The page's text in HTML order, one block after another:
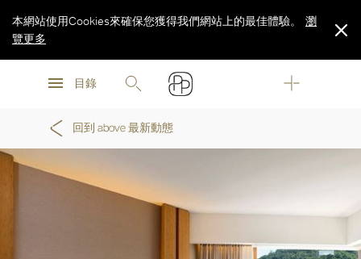
瀏
目錄
本網站使用Cookies來確保您獲得我們網站上的最佳體驗。
瀏
覽更多
回到 above 最新動態